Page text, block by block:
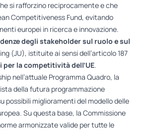
si rafforzino reciprocamente e che
Competitiveness Fund, evitando
europei in ricerca e innovazione.
degli stakeholdersul ruolo e sul
(JU), istituite ai sensi dell’articolo 187
la competitività dell’UE.
nell’attuale Programma Quadro, la
della futura programmazione
possibili miglioramenti del modello delle
Su questa base, la Commissione
armonizzate valide per tutte le